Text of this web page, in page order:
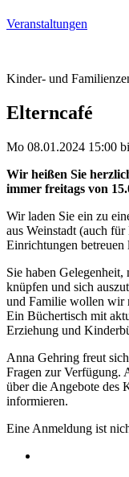
Veranstaltungen
Kinder- und
Elterncafé
Mo 08.01.2024 15:00
Wir heißen Sie
immer freitags von
Wir laden Sie ein zu
aus Weinstadt (auch
Einrichtungen betreuen
Sie haben
knüpfen und sich
und Familie wollen wir
Ein Büchertisch mit
Erziehung und
Anna Gehring freut
Fragen zur Verfügung.
über die Angebote des
informieren.
Eine Anmeldung ist